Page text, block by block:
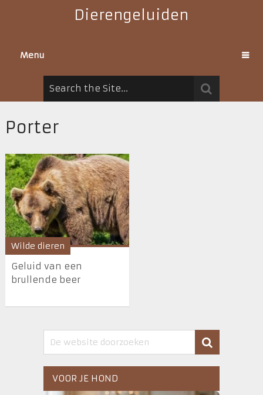
Dierengeluiden
Menu
Porter
Wilde dieren
Geluid van een
brullende beer
VOOR JE HOND